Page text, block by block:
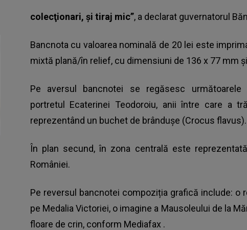
colecţionari, şi tiraj mic”, a declarat guvernatorul
Bancnota cu valoarea nominală de 20 lei este
mixtă plană/în relief, cu dimensiuni de 136 x 77 mm
Pe aversul bancnotei se regăsesc următoarele
portretul Ecaterinei Teodoroiu, anii între care a
reprezentând un buchet de brândușe (Crocus flavus).
În plan secund, în zona centrală este
României.
Pe reversul bancnotei compoziția grafică include: o
pe Medalia Victoriei, o imagine a Mausoleului de la
floare de crin, conform Mediafax .